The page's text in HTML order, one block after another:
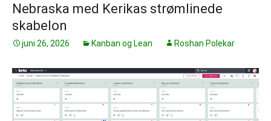
Nebraska med Kerikas strømlinede
skabelon
juni 26, 2026 Kanban og Lean Roshan Polekar